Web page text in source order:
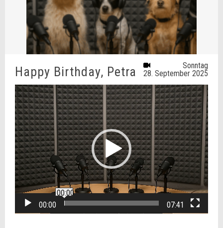
Sonntag
28. September 2025
Happy Birthday, Petra
Video-
Player
00:00
00:00
07:41